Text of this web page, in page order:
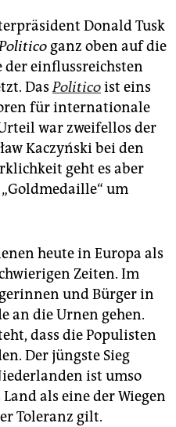
Donald Tusk
ganz oben auf die
einflussreichsten
DasPoliticoist eins
für internationale
war zweifellos der
Kaczyński bei den
geht es aber
um
heute in Europa als
Zeiten. Im
und Bürger in
an die Urnen gehen.
dass die Populisten
Der jüngste Sieg
ist umso
als eine der Wiegen
Toleranz gilt.